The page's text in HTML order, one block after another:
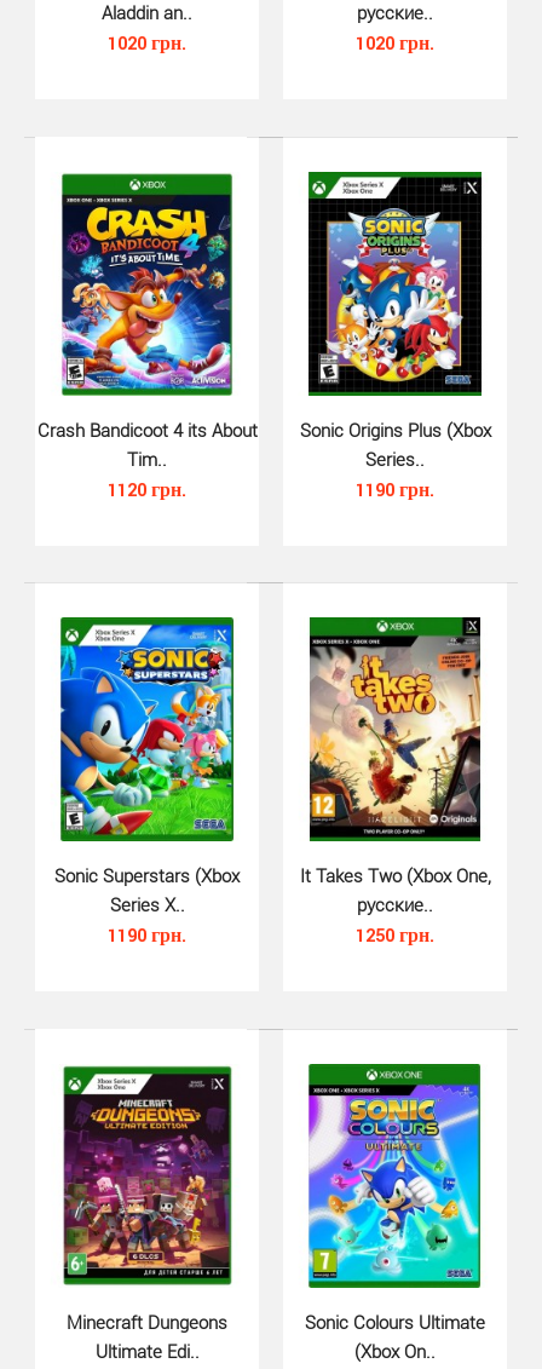
Cars 3 Driven to Win (Xbox One,..
Cars 3 для Microsoft Xbox One - это соревновательные
гонки созданные по мотивам мультфильма Тачки...
Lego Batman 3 Beyond Gotham (Xb..
LEGO Batman 3: Beyond Gotham — трехмерный
платформер от студии Traveller´s Tales. В Beyond Gotha..
Aladdin an..
1020 грн.
русские..
1020 грн.
Crash Bandicoot 4 its About
Tim..
1120 грн.
Sonic Origins Plus (Xbox
Series..
1190 грн.
Sonic Superstars (Xbox
Series X..
1190 грн.
It Takes Two (Xbox One,
русские..
1250 грн.
Minecraft Dungeons
Ultimate Edi..
Sonic Colours Ultimate
(Xbox On..